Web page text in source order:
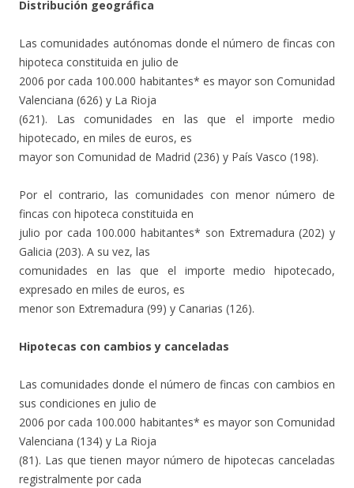
Distribución geográfica
Las comunidades autónomas donde el número de fincas con
hipoteca constituida en julio de
2006 por cada 100.000 habitantes* es mayor son Comunidad
Valenciana (626) y La Rioja
(621). Las comunidades en las que el importe medio
hipotecado, en miles de euros, es
mayor son Comunidad de Madrid (236) y País Vasco (198).
Por el contrario, las comunidades con menor número de
fincas con hipoteca constituida en
julio por cada 100.000 habitantes* son Extremadura (202) y
Galicia (203). A su vez, las
comunidades en las que el importe medio hipotecado,
expresado en miles de euros, es
menor son Extremadura (99) y Canarias (126).
Hipotecas con cambios y canceladas
Las comunidades donde el número de fincas con cambios en
sus condiciones en julio de
2006 por cada 100.000 habitantes* es mayor son Comunidad
Valenciana (134) y La Rioja
(81). Las que tienen mayor número de hipotecas canceladas
registralmente por cada